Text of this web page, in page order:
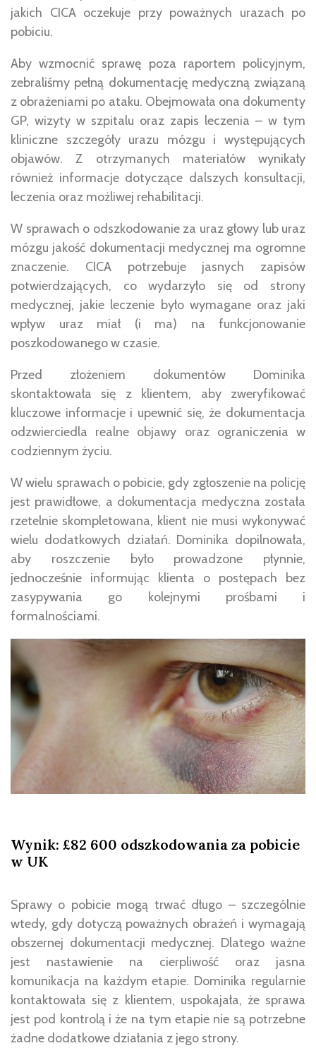
jakich CICA oczekuje przy poważnych urazach po
pobiciu.
Aby wzmocnić sprawę poza raportem policyjnym,
zebraliśmy pełną dokumentację medyczną związaną
z obrażeniami po ataku. Obejmowała ona dokumenty
GP, wizyty w szpitalu oraz zapis leczenia – w tym
kliniczne szczegóły urazu mózgu i występujących
objawów. Z otrzymanych materiałów wynikały
również informacje dotyczące dalszych konsultacji,
leczenia oraz możliwej rehabilitacji.
W sprawach o odszkodowanie za uraz głowy lub uraz
mózgu jakość dokumentacji medycznej ma ogromne
znaczenie. CICA potrzebuje jasnych zapisów
potwierdzających, co wydarzyło się od strony
medycznej, jakie leczenie było wymagane oraz jaki
wpływ uraz miał (i ma) na funkcjonowanie
poszkodowanego w czasie.
Przed złożeniem dokumentów Dominika
skontaktowała się z klientem, aby zweryfikować
kluczowe informacje i upewnić się, że dokumentacja
odzwierciedla realne objawy oraz ograniczenia w
codziennym życiu.
W wielu sprawach o pobicie, gdy zgłoszenie na policję
jest prawidłowe, a dokumentacja medyczna została
rzetelnie skompletowana, klient nie musi wykonywać
wielu dodatkowych działań. Dominika dopilnowała,
aby roszczenie było prowadzone płynnie,
jednocześnie informując klienta o postępach bez
zasypywania go kolejnymi prośbami i
formalnościami.
Wynik: £82 600 odszkodowania za pobicie
w UK
Sprawy o pobicie mogą trwać długo – szczególnie
wtedy, gdy dotyczą poważnych obrażeń i wymagają
obszernej dokumentacji medycznej. Dlatego ważne
jest nastawienie na cierpliwość oraz jasna
komunikacja na każdym etapie. Dominika regularnie
kontaktowała się z klientem, uspokajała, że sprawa
jest pod kontrolą i że na tym etapie nie są potrzebne
żadne dodatkowe działania z jego strony.